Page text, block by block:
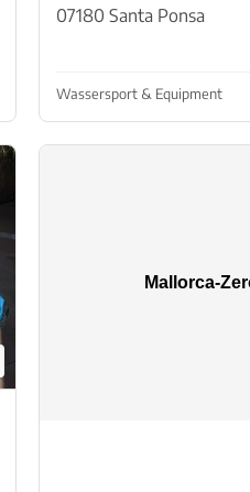
07180 Santa Ponsa
Wassersport & Equipment